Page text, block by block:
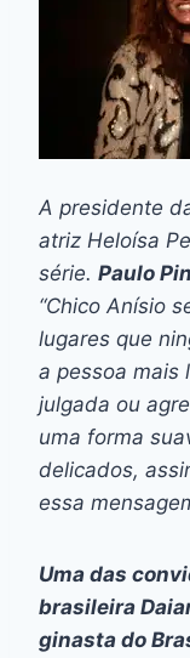
A presidente
atriz Heloísa
série. Paulo
“Chico Anísio
lugares que
a pessoa mais
julgada ou
uma forma
delicados,
essa
Uma das
brasileira
ginasta do